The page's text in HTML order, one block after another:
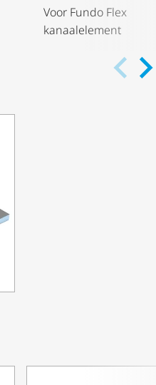
Voor Fundo Flex
kanaalelement